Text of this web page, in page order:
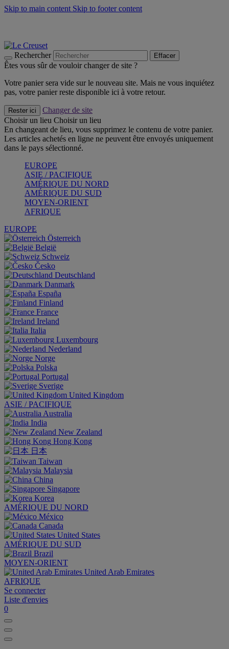
Skip to main content Skip to footer content
Rechercher Effacer
Êtes vous sûr de vouloir changer de site ?
Votre panier sera vide sur le nouveau site. Mais ne vous inquiétez
pas, votre panier reste disponible ici à votre retour.
Rester ici
Changer de site
Choisir un lieu Choisir un lieu
En changeant de lieu, vous supprimez le contenu de votre panier.
Les articles achetés en ligne ne peuvent être envoyés uniquement
dans le pays sélectionné.
EUROPE
ASIE / PACIFIQUE
AMÉRIQUE DU NORD
AMÉRIQUE DU SUD
MOYEN-ORIENT
AFRIQUE
EUROPE
Österreich
België
Schweiz
Česko
Deutschland
Danmark
España
Finland
France
Ireland
Italia
Luxembourg
Nederland
Norge
Polska
Portugal
Sverige
United Kingdom
ASIE / PACIFIQUE
Australia
India
New Zealand
Hong Kong
日本
Taiwan
Malaysia
China
Singapore
Korea
AMÉRIQUE DU NORD
México
Canada
United States
AMÉRIQUE DU SUD
Brazil
MOYEN-ORIENT
United Arab Emirates
AFRIQUE
Se connecter
Liste d'envies
0